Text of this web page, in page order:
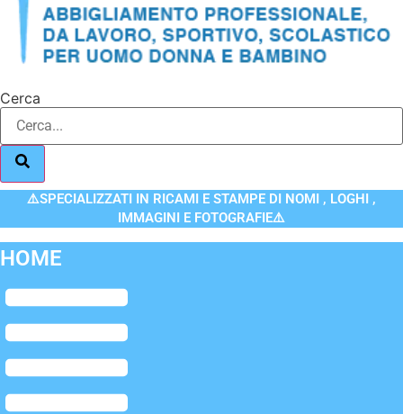
Cerca
⚠️SPECIALIZZATI IN RICAMI E STAMPE DI NOMI , LOGHI ,
IMMAGINI E FOTOGRAFIE⚠️
HOME
Flyout
Menu